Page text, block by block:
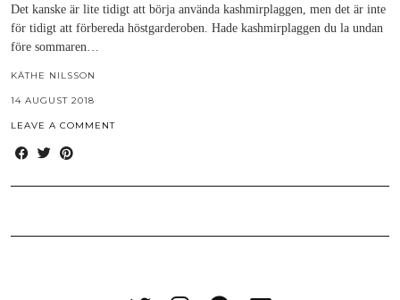
Det kanske är lite tidigt att börja använda kashmirplaggen, men det är inte
för tidigt att förbereda höstgarderoben. Hade kashmirplaggen du la undan
före sommaren…
KÄTHE NILSSON
14 AUGUST 2018
LEAVE A COMMENT